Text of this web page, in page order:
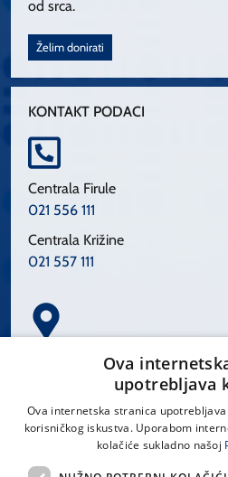
od srca.
Želim donirati
KONTAKT PODACI
Centrala Firule
021 556 111
Centrala Križine
021 557 111
Spinčićeva 1, 21000 Split
Ova
upotrebljava
Ova internetska stranica
korisničkog iskustva. Uporabom
kolačiće sukladno našoj